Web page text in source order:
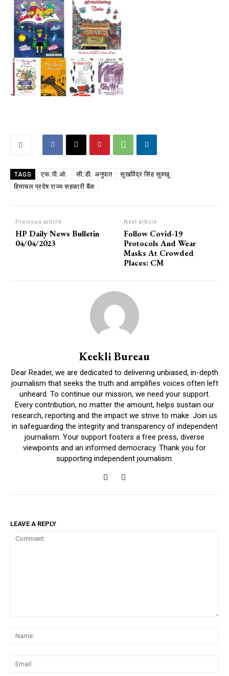
TAGS एफ.पी.ओ. सी.डी. अनुपात
सुखविंद्र सिंह सुक्खू
हिमाचल प्रदेष राज्य सहकारी बैंक
Previous article
HP Daily News Bulletin
04/04/2023
Next article
Follow Covid-19
Protocols And Wear
Masks At Crowded
Places: CM
Keekli Bureau
Dear Reader, we are dedicated to delivering unbiased, in-depth
journalism that seeks the truth and amplifies voices often left
unheard. To continue our mission, we need your support.
Every contribution, no matter the amount, helps sustain our
research, reporting and the impact we strive to make. Join us
in safeguarding the integrity and transparency of independent
journalism. Your support fosters a free press, diverse
viewpoints and an informed democracy. Thank you for
supporting independent journalism.
LEAVE A REPLY